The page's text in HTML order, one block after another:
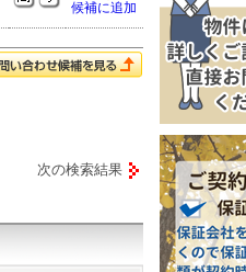
候補に追加
次の検索結果